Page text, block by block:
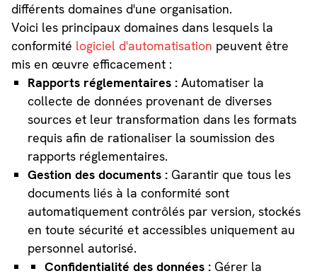
différents domaines d'une organisation.
Voici les principaux domaines dans lesquels la
conformité logiciel d'automatisation peuvent être
mis en œuvre efficacement :
Rapports réglementaires :Automatiser la
collecte de données provenant de diverses
sources et leur transformation dans les formats
requis afin de rationaliser la soumission des
rapports réglementaires.
Gestion des documents : Garantir que tous les
documents liés à la conformité sont
automatiquement contrôlés par version, stockés
en toute sécurité et accessibles uniquement au
personnel autorisé.
Confidentialité des données :Gérer la